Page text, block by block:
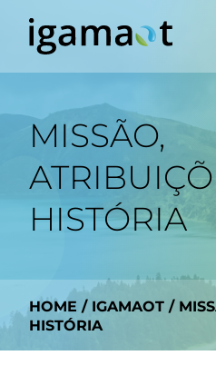
MISSÃO,
HISTÓRIA
HOME / IGAMAOT /
HISTÓRIA